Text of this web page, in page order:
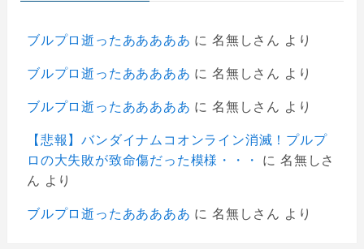
ブルプロ逝ったあああああ に 名無しさん より
ブルプロ逝ったあああああ に 名無しさん より
ブルプロ逝ったあああああ に 名無しさん より
【悲報】バンダイナムコオンライン消滅！プルプ
ロの大失敗が致命傷だった模様・・・
に 名無しさ
ん
より
ブルプロ逝ったあああああ に 名無しさん より